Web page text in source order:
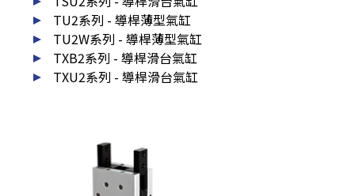
TU2系列 - 導桿薄型氣缸
TU2W系列 - 導桿薄型氣缸
TXB2系列 - 導桿滑台氣缸
TXU2系列 - 導桿滑台氣缸